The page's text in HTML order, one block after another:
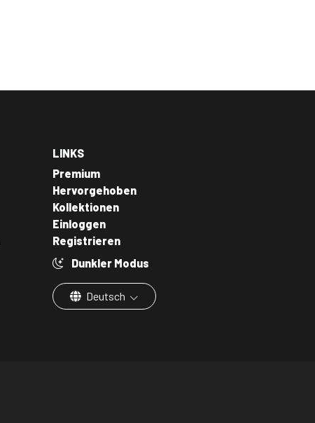
LINKS
Premium
Hervorgehoben
Kollektionen
Einloggen
Registrieren
Dunkler Modus
Deutsch